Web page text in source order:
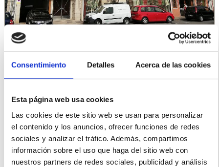
Consentimiento Detalles Acerca de las cookies
Esta página web usa cookies
Las cookies de este sitio web se usan para personalizar
el contenido y los anuncios, ofrecer funciones de redes
sociales y analizar el tráfico. Además, compartimos
información sobre el uso que haga del sitio web con
nuestros partners de redes sociales, publicidad y análisis
CALIDADES